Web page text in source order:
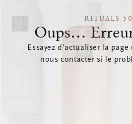
RITUALS
Oups…
Essayez d’actualiser la page
nous contacter si le